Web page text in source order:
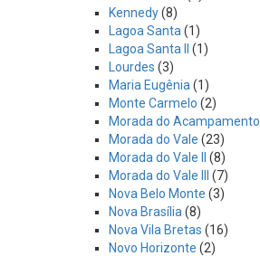
Kennedy(8)
Lagoa Santa (1)
Lagoa Santa II
(1)
Lourdes (3)
Maria Eugênia (1)
Monte Carmelo (2)
Morada do Acampamento
Morada do Vale (23)
Morada do Vale II
(8)
Morada do Vale III
(7)
Nova Belo Monte (3)
Nova Brasília (8)
Nova Vila Bretas (16)
Novo Horizonte (2)